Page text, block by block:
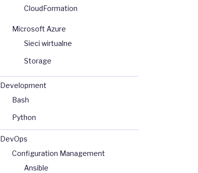
CloudFormation
Microsoft Azure
Sieci wirtualne
Storage
Development
Bash
Python
DevOps
Configuration Management
Ansible